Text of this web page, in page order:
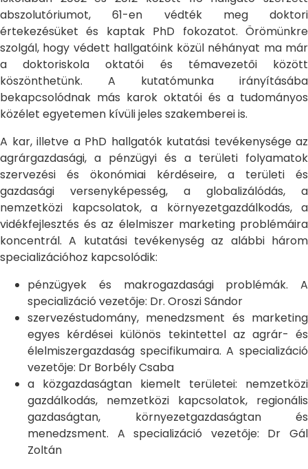
abszolutóriumot, 61-en védték meg doktori
értekezésüket és kaptak PhD fokozatot. Örömünkre
szolgál, hogy védett hallgatóink közül néhányat ma már
a doktoriskola oktatói és témavezetői között
köszönthetünk. A kutatómunka irányításába
bekapcsolódnak más karok oktatói és a tudományos
közélet egyetemen kívüli jeles szakemberei is.
A kar, illetve a PhD hallgatók kutatási tevékenysége az
agrárgazdasági, a pénzügyi és a területi folyamatok
szervezési és ökonómiai kérdéseire, a területi és
gazdasági versenyképesség, a globalizálódás, a
nemzetközi kapcsolatok, a környezetgazdálkodás, a
vidékfejlesztés és az élelmiszer marketing problémáira
koncentrál. A kutatási tevékenység az alábbi három
specializációhoz kapcsolódik:
pénzügyek és makrogazdasági problémák. A
specializáció vezetője: Dr. Oroszi Sándor
szervezéstudomány, menedzsment és marketing
egyes kérdései különös tekintettel az agrár- és
élelmiszergazdaság specifikumaira. A specializáció
vezetője: Dr Borbély Csaba
a közgazdaságtan kiemelt területei: nemzetközi
gazdálkodás, nemzetközi kapcsolatok, regionális
gazdaságtan, környezetgazdaságtan és
menedzsment. A specializáció vezetője: Dr Gál
Zoltán